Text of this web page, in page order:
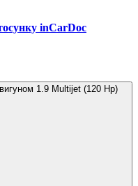
inCarDoc
1.9 Multijet (120 Hp)